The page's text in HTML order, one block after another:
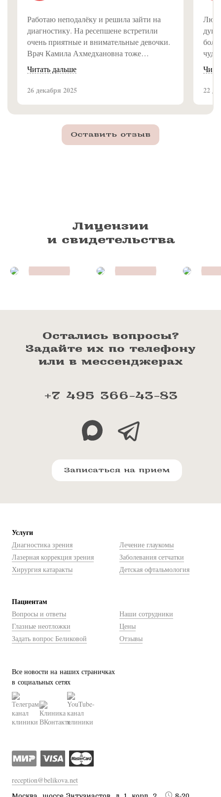
Работаю неподалёку и решила зайти на
диагностику. На ресепшене встретили
очень приятные и внимательные девочки.
Врач Камила Ахмедхановна тоже
замечательная, всё объяснила доступно и
подробно. Впечатление от клиники самое
приятное, рекомендую!
Читать дальше
26 декабря 2025 22
Оставить отзыв
Лицензии
и свидетельства
Остались вопросы?
Задайте их по телефону
или в мессенджерах
+7 495 366-43-83
Записаться на прием
Услуги
Диагностика зрения
Лазерная коррекция зрения
Хирургия катаракты
Лечение глаукомы
Заболевания сетчатки
Детская офтальмология
Пациентам
Вопросы и ответы
Глазные неотложки
Задать вопрос Беликовой
Наши сотрудники
Цены
Отзывы
Все новости на наших страничках
в социальных сетях
reception@belikova.net